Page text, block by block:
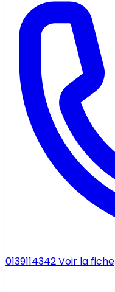
0139114342Voir la fiche